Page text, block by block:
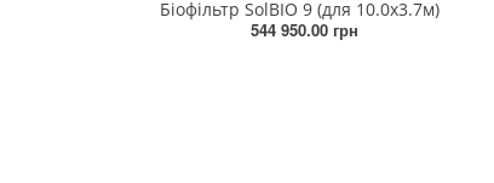
Біофільтр SolBIO 9 (для 10.0х3.7м)
544 950.00 грн